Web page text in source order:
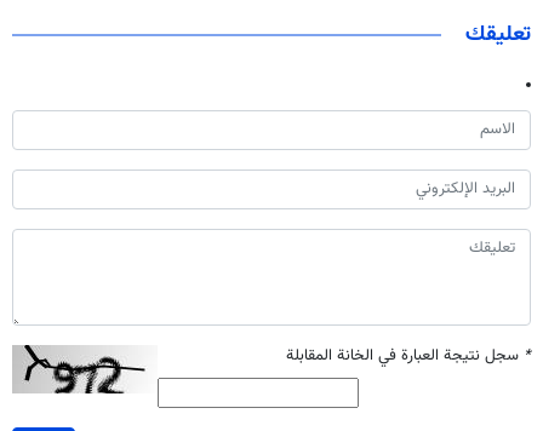
تعليقك
* سجل نتيجة العبارة في الخانة المقابلة